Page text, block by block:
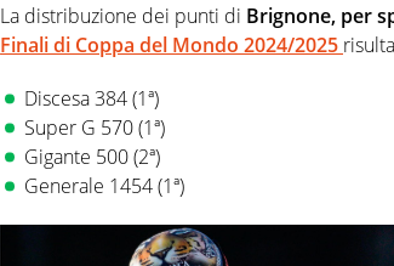
La distribuzione dei punti di Brignone, per
Finali di Coppa del Mondo 2024/2025
Discesa 384 (1ª)
Super G 570 (1ª)
Gigante 500 (2ª)
Generale 1454 (1ª)